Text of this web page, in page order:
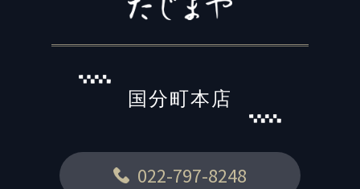
国分町本店
022-797-8248